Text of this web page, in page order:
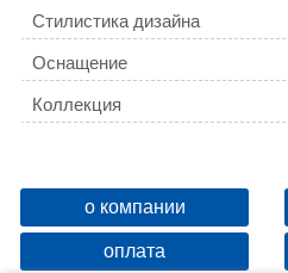
Стилистика дизайна
Оснащение
Коллекция
о компании
оплата